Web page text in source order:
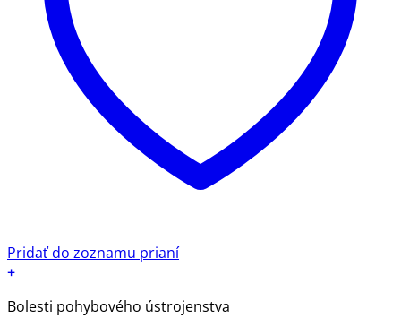
Pridať do zoznamu prianí
+
produkt
Bolesti pohybového ústrojenstva